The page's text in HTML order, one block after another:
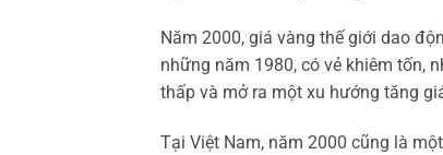
Năm 2000, giá vàng thế giới dao
những năm 1980, có vẻ khiêm tốn,
thấp và mở ra một xu hướng tăng
Tại Việt Nam, năm 2000 cũng là